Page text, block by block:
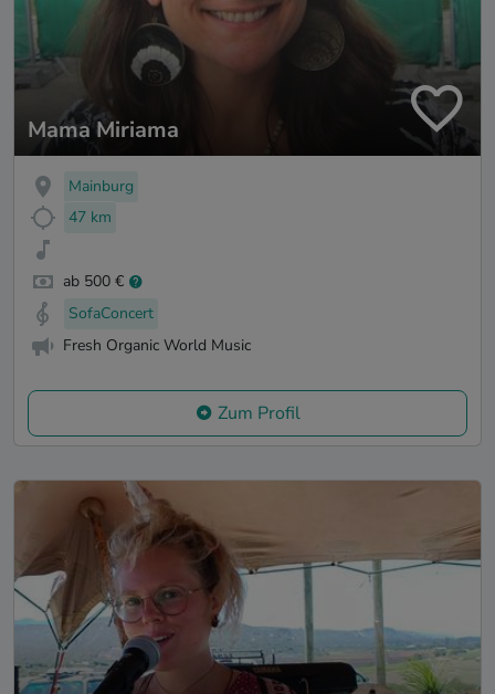
Mama Miriama
Mainburg
47 km
ab 500 €
SofaConcert
Fresh Organic World Music
Zum Profil